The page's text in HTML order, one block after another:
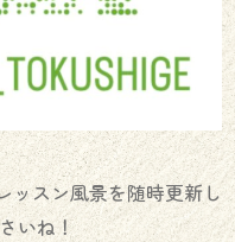
ッスン風景を随時更新し
いね！